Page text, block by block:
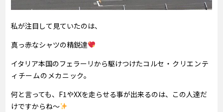
私が注目して見ていたのは、
真っ赤なシャツの精鋭達
イタリア本国のフェラーリから駆けつけたコルセ・クリエンテ
ィチームのメカニック。
何と言っても、F1やXXを走らせる事が出来るのは、この人達だ
けですからね～